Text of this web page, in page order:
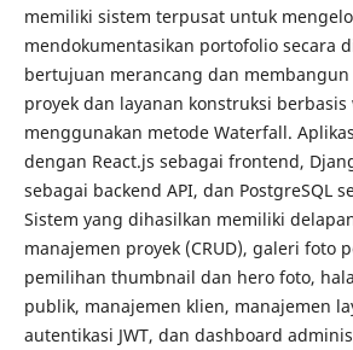
memiliki sistem terpusat untuk
mendokumentasikan portofolio secara
bertujuan merancang dan
proyek dan layanan konstruksi berbasis
menggunakan metode Waterfall.
dengan React.js sebagai frontend,
sebagai backend API, dan PostgreSQL
Sistem yang dihasilkan memiliki
manajemen proyek (CRUD), galeri foto
pemilihan thumbnail dan hero foto,
publik, manajemen klien, manajemen
autentikasi JWT, dan dashboard